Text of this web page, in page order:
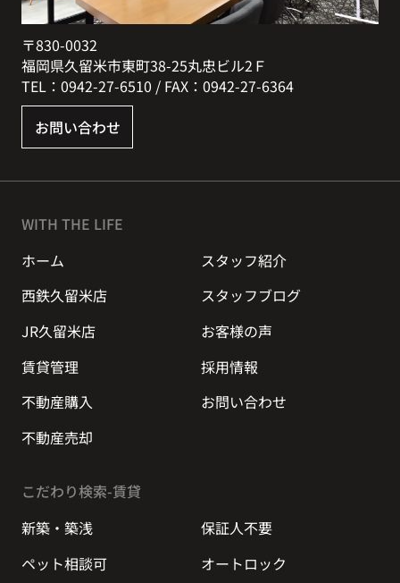
〒830-0032
福岡県久留米市東町38-25丸忠ビル2Ｆ
TEL：0942-27-6510 / FAX：0942-27-6364
お問い合わせ
WITH THE LIFE
ホーム
スタッフ紹介
西鉄久留米店
スタッフブログ
JR久留米店
お客様の声
賃貸管理
採用情報
不動産購入
お問い合わせ
不動産売却
こだわり検索-賃貸
新築・築浅
保証人不要
ペット相談可
オートロック